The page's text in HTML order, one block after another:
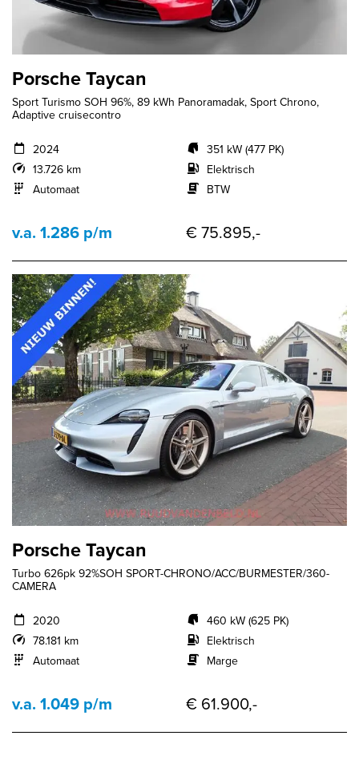
Porsche Taycan
Sport Turismo SOH 96%, 89 kWh Panoramadak, Sport Chrono,
Adaptive cruisecontro
2024
13.726 km
Automaat
351 kW (477 PK)
Elektrisch
BTW
v.a. 1.286 p/m € 75.895,-
Porsche Taycan
Turbo 626pk 92%SOH SPORT-CHRONO/ACC/BURMESTER/360-
CAMERA
2020
78.181 km
Automaat
460 kW (625 PK)
Elektrisch
Marge
v.a. 1.049 p/m € 61.900,-